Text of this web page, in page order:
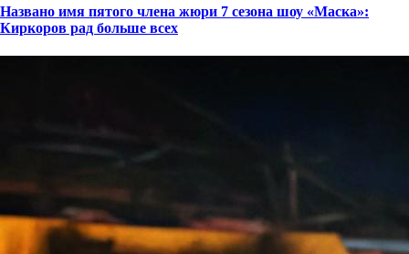
Названо имя пятого члена жюри 7 сезона шоу «Маска»:
Киркоров рад больше всех